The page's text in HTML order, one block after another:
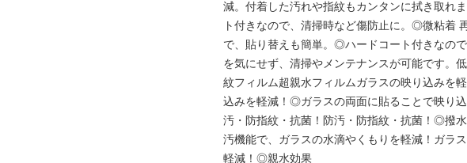
減。付着した汚れや指紋もカンタンに拭き取れ
ト付きなので、清掃時など傷防止に。◎微粘着
で、貼り替えも簡単。◎ハードコート付きなの
を気にせず、清掃やメンテナンスが可能です。
紋フィルム超親水フィルムガラスの映り込みを
込みを軽減！◎ガラスの両面に貼ることで映り
汚・防指紋・抗菌！防汚・防指紋・抗菌！◎撥
汚機能で、ガラスの水滴やくもりを軽減！ガラ
軽減！◎親水効果